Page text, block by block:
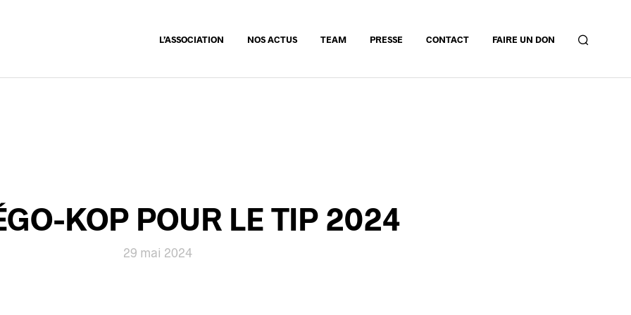
L’ASSOCIATION NOS ACTUS TEAM PRESSE CONTACT FAIRE UN DON
KOP POUR LE TIP 2024
29 mai 2024